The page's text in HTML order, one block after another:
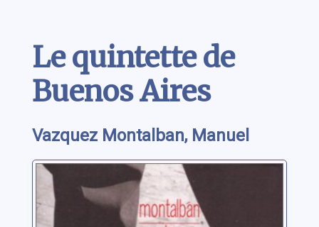
Le quintette de
Buenos Aires
Vazquez Montalban, Manuel